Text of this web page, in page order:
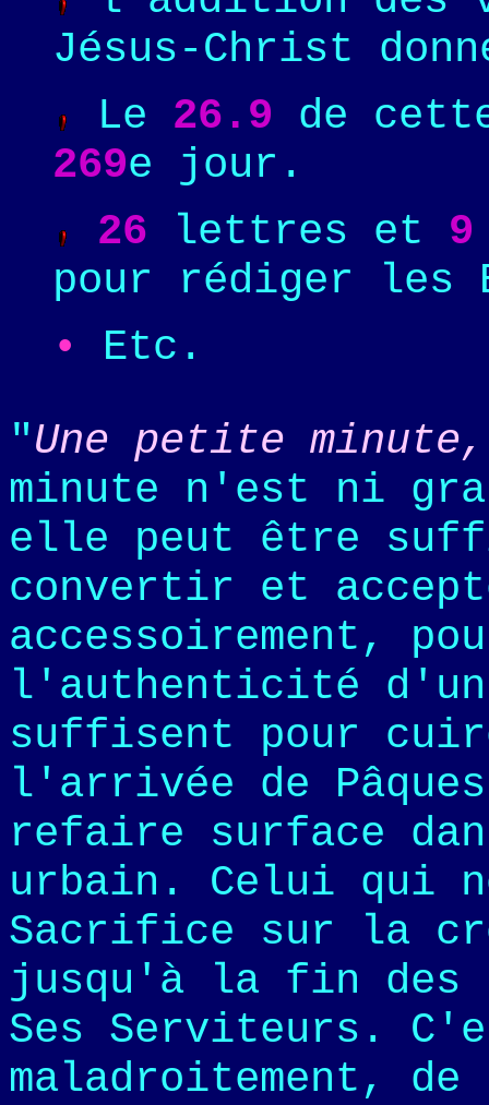
Jésus-Christ
Le 26.9 de
269e jour.
26 lettres et 9
pour rédiger les
• Etc.
"Une petite
minute n'est ni
elle peut être
convertir et
accessoirement,
l'authenticité d'un
suffisent pour
l'arrivée de
refaire surface
urbain. Celui qui
Sacrifice sur la
jusqu'à la fin des
Ses Serviteurs.
maladroitement,